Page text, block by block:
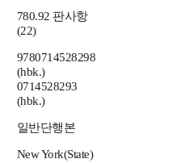
780.92 판사항
(22)
9780714528298
(hbk.)
0714528293
(hbk.)
일반단행본
New York(State)